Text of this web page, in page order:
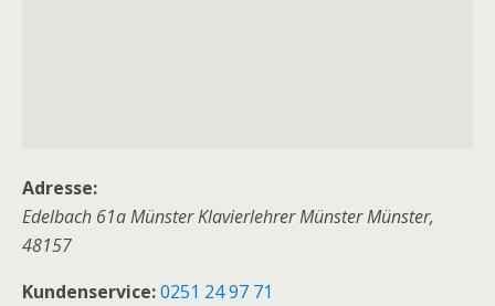
Adresse:
Edelbach 61a Münster Klavierlehrer MünsterMünster,
48157
Kundenservice:0251 24 97 71